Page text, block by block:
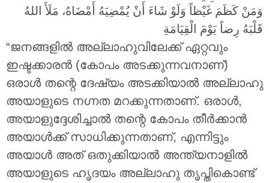
وَمَنْ كَظَمَ غَيْظاً وَلَوْ شَاءَ أَنْ يُمْضِيَهُ أَمْضَاهُ، مَلَأَ اللهُ
قَلْبَهُ رِضاً يَوْمَ الْقِيَامَةِ
“ജനങ്ങളിൽ അല്ലാഹുവിലേക്ക് ഏറ്റവും
ഇഷ്ടക്കാരൻ (കോപം അടക്കുന്നവനാണ്)
ഒരാൾ തന്റെ ദേഷ്യം അടക്കിയാൽ അല്ലാഹു
അയാളുടെ നഗ്നത മറക്കുന്നതാണ്. ഒരാൾ,
അയാളുദ്ദേശിച്ചാൽ തന്റെ കോപം തീർക്കാൻ
അയാൾക്ക് സാധിക്കുന്നതാണ്, എന്നിട്ടും
അയാൾ അത് ഒതുക്കിയാൽ അന്ത്യനാളിൽ
അയാളുടെ ഹൃദയം അല്ലാഹു തൃപ്തികൊണ്ട്